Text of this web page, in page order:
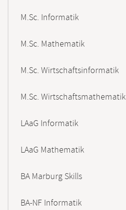
M.Sc. Informatik
M.Sc. Mathematik
M.Sc. Wirtschaftsinformatik
M.Sc. Wirtschaftsmathematik
LAaG Informatik
LAaG Mathematik
BA Marburg Skills
BA-NF Informatik